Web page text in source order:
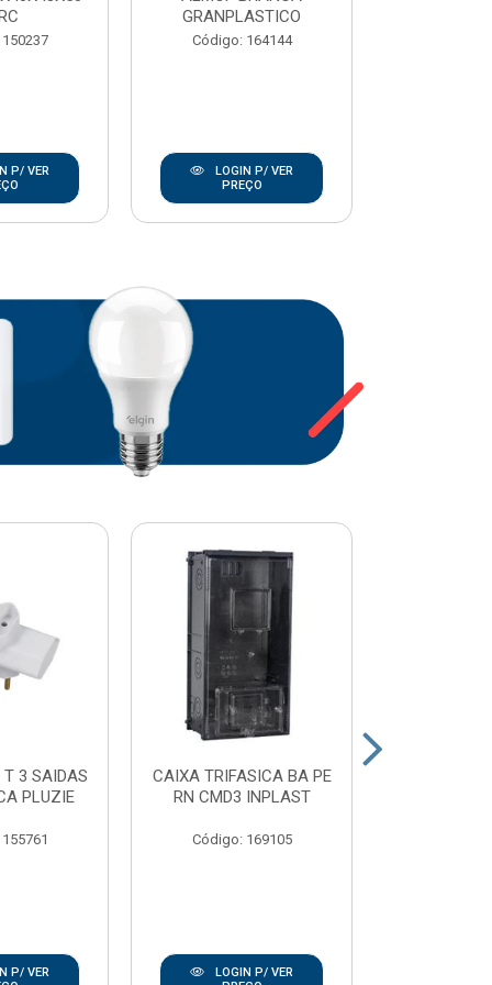
P/ VER
GRANPLASTICO
Código: 164144
LOGIN P/ VER
PREÇO
T 3 SAIDAS
PLUZIE
P/ VER
CAIXA TRIFASICA BA PE
RN CMD3 INPLAST
Código: 169105
LOGIN P/ VER